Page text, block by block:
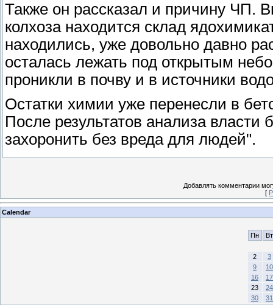
Также он рассказал и причину ЧП.
колхоза находится склад
находились, уже довольно давно
осталась лежать под открытым
проникли в почву и в источники
Остатки химии уже перенесли в
После результатов анализа
захоронить без вреда для людей".
Добавлять комментарии
[
Calendar
Пн Вт
2
3
9
10
16
17
23
24
30
31